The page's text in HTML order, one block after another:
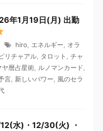
年1月19日(月) 出勤
hiro エネルギー
オラ
リチャアル タロット
チャ
ヤ暦占星術 ルノマンカード
言 新しいパワー
風のセラ
12(水)・12/30(火) ・